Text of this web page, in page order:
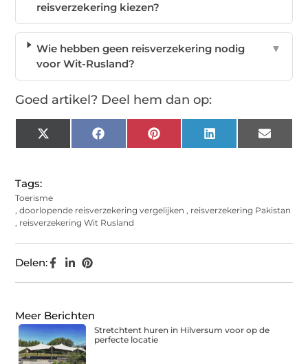
reisverzekering kiezen?
Wie hebben geen reisverzekering nodig
voor Wit-Rusland?
▼
Goed artikel? Deel hem dan op:
X
(Twitter)
Facebook Pinterest LinkedIn Email
Tags:
Toerisme
,doorlopende reisverzekering vergelijken , reisverzekering Pakistan
, reisverzekering Wit Rusland
Delen:
Meer Berichten
Stretchtent huren in Hilversum voor op de
perfecte locatie